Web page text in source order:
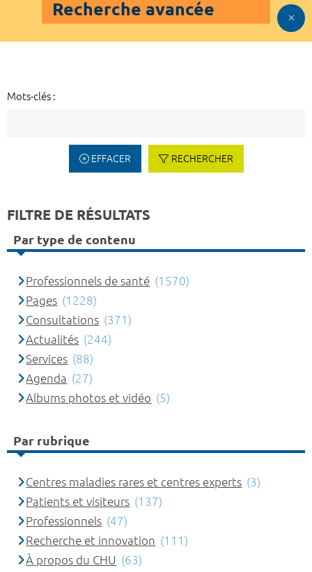
Recherche avancée
Mots-clés :
EFFACER RECHERCHER
FILTRE DE RÉSULTATS
Par type de contenu
Professionnels de santé (1570)
Pages (1228)
Consultations (371)
Actualités (244)
Services (88)
Agenda (27)
Albums photos et vidéo (5)
Par rubrique
Centres maladies rares et centres experts (3)
Patients et visiteurs (137)
Professionnels (47)
Recherche et innovation (111)
À propos du CHU (63)